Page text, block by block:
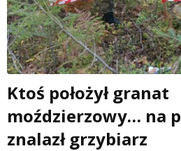
Ktoś położył granat
moździerzowy… na
znalazł grzybiarz